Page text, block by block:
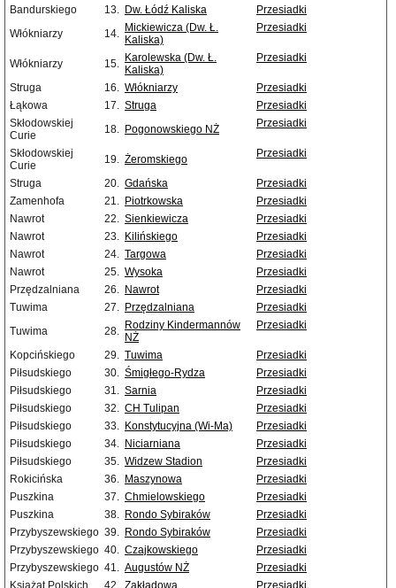
Bandurskiego
13. Dw. Łódź Kaliska
Przesiadki
Włókniarzy
14. Mickiewicza (Dw. Ł.
Kaliska)
Przesiadki
Włókniarzy 15. Karolewska (Dw. Ł.
Kaliska)
Przesiadki
Struga 16. Włókniarzy
Przesiadki
Łąkowa
17. Struga
Przesiadki
Skłodowskiej
Curie
18. Pogonowskiego NŻ Przesiadki
Skłodowskiej
Curie
19. Żeromskiego Przesiadki
Struga 20. Gdańska
Przesiadki
Zamenhofa
21. Piotrkowska
Przesiadki
Nawrot
22. Sienkiewicza
Przesiadki
Nawrot
23. Kilińskiego
Przesiadki
Nawrot
24. Targowa
Przesiadki
Nawrot
25. Wysoka
Przesiadki
Przędzalniana
26. Nawrot
Przesiadki
Tuwima
27. Przędzalniana
Przesiadki
Tuwima
28. Rodziny Kindermannów
NŻ
Przesiadki
Kopcińskiego 29. Tuwima
Przesiadki
Piłsudskiego
30. Śmigłego-Rydza
Przesiadki
Piłsudskiego
31. Sarnia
Przesiadki
Piłsudskiego
32. CH Tulipan
Przesiadki
Piłsudskiego
33. Konstytucyjna (Wi-Ma)
Przesiadki
Piłsudskiego
34. Niciarniana
Przesiadki
Piłsudskiego
35. Widzew Stadion
Przesiadki
Rokicińska
36. Maszynowa
Przesiadki
Puszkina
37. Chmielowskiego
Przesiadki
Puszkina
38. Rondo Sybiraków
Przesiadki
Przybyszewskiego 39. Rondo Sybiraków
Przesiadki
Przybyszewskiego 40. Czajkowskiego
Przesiadki
Przybyszewskiego 41. Augustów NŻ
Przesiadki
Książąt Polskich
42. Zakładowa
Przesiadki